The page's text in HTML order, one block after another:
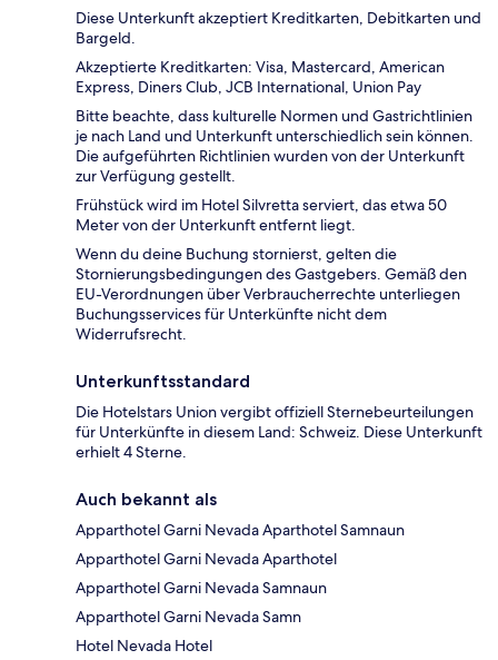
Diese Unterkunft akzeptiert Kreditkarten, Debitkarten und
Bargeld.
Akzeptierte Kreditkarten: Visa, Mastercard, American
Express, Diners Club, JCB International, Union Pay
Bitte beachte, dass kulturelle Normen und Gastrichtlinien
je nach Land und Unterkunft unterschiedlich sein können.
Die aufgeführten Richtlinien wurden von der Unterkunft
zur Verfügung gestellt.
Frühstück wird im Hotel Silvretta serviert, das etwa 50
Meter von der Unterkunft entfernt liegt.
Wenn du deine Buchung stornierst, gelten die
Stornierungsbedingungen des Gastgebers. Gemäß den
EU-Verordnungen über Verbraucherrechte unterliegen
Buchungsservices für Unterkünfte nicht dem
Widerrufsrecht.
Unterkunftsstandard
Die Hotelstars Union vergibt offiziell Sternebeurteilungen
für Unterkünfte in diesem Land: Schweiz. Diese Unterkunft
erhielt 4 Sterne.
Auch bekannt als
Apparthotel Garni Nevada Aparthotel Samnaun
Apparthotel Garni Nevada Aparthotel
Apparthotel Garni Nevada Samnaun
Apparthotel Garni Nevada Samn
Hotel Nevada Hotel